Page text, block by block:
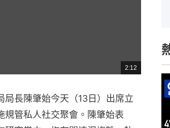
總
共
2:12
長陳肇始今天（13日）出席立
規管私人社交聚會。陳肇始表